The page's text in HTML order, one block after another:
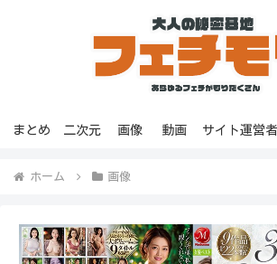
まとめ 二次元 画像 動画 サイト運営
ホーム 画像